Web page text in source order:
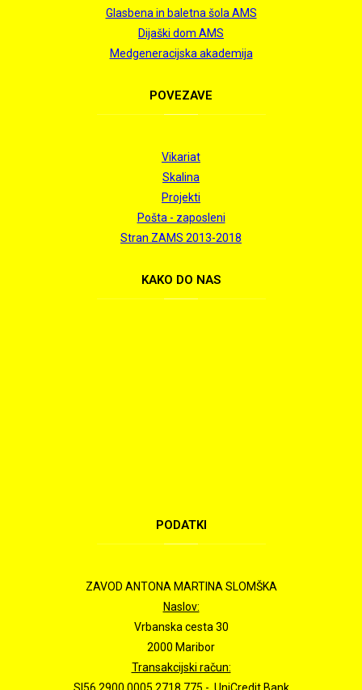
Glasbena in baletna šola AMS
Dijaški dom AMS
Medgeneracijska akademija
POVEZAVE
Vikariat
Skalina
Projekti
Pošta - zaposleni
Stran ZAMS 2013-2018
KAKO DO NAS
PODATKI
ZAVOD ANTONA MARTINA SLOMŠKA
Naslov:
Vrbanska cesta 30
2000 Maribor
Transakcijski račun: